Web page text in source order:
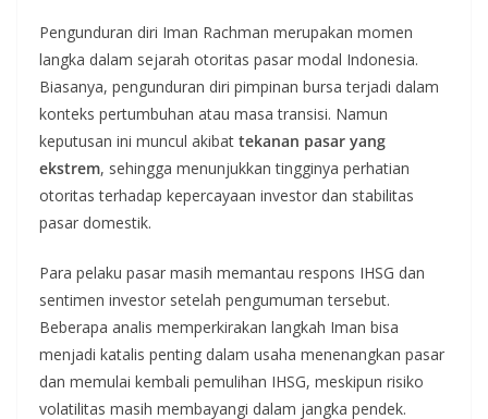
Pengunduran diri Iman Rachman merupakan momen
langka dalam sejarah otoritas pasar modal Indonesia.
Biasanya, pengunduran diri pimpinan bursa terjadi dalam
konteks pertumbuhan atau masa transisi. Namun
keputusan ini muncul akibat tekanan pasar yang
ekstrem, sehingga menunjukkan tingginya perhatian
otoritas terhadap kepercayaan investor dan stabilitas
pasar domestik.
Para pelaku pasar masih memantau respons IHSG dan
sentimen investor setelah pengumuman tersebut.
Beberapa analis memperkirakan langkah Iman bisa
menjadi katalis penting dalam usaha menenangkan pasar
dan memulai kembali pemulihan IHSG, meskipun risiko
volatilitas masih membayangi dalam jangka pendek.